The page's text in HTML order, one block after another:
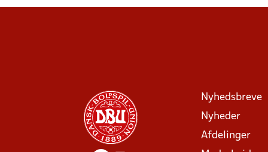
Nyhedsbreve
Nyheder
Afdelinger